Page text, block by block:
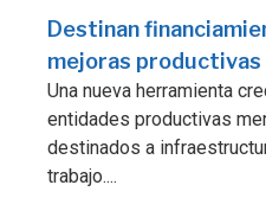
Destinan
mejoras productivas
Una nueva herramienta
entidades productivas
destinados a
trabajo....